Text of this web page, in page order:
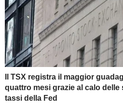
Il TSX registra il maggior
quattro mesi grazie al calo
tassi della Fed